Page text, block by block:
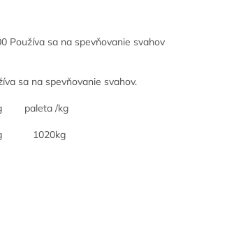
Používa sa na spevňovanie svahov
sa na spevňovanie svahov.
ks/kg paleta /kg